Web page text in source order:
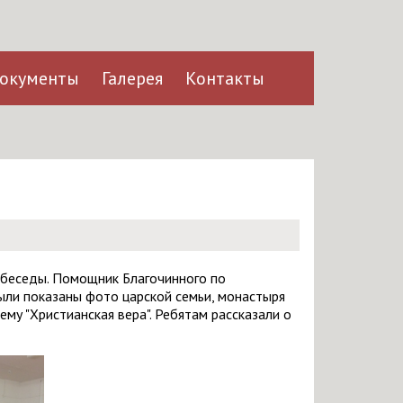
Галерея Контакты
Помощник Благочинного по
показаны фото царской семьи, монастыря
"Христианская вера". Ребятам рассказали о